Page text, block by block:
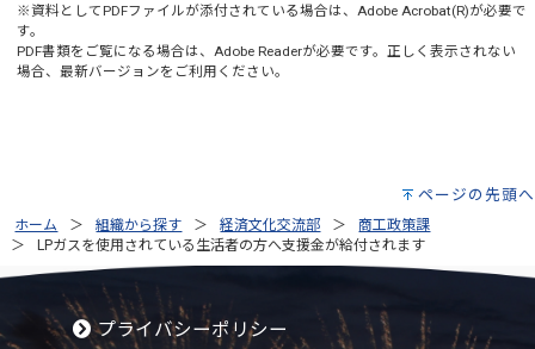
※資料としてPDFファイルが添付されている場合は、 Adobe Acrobat(R)が必要で
す。
PDF書類をご覧になる場合は、 Adobe Readerが必要です。正しく表示されない
場合、最新バージョンをご利用ください。
ページの先頭へ
ホーム 組織から探す 経済文化交流部
商工政策課
LPガスを使用されている生活者の方へ支援金が給付されます
プライバシーポリシー